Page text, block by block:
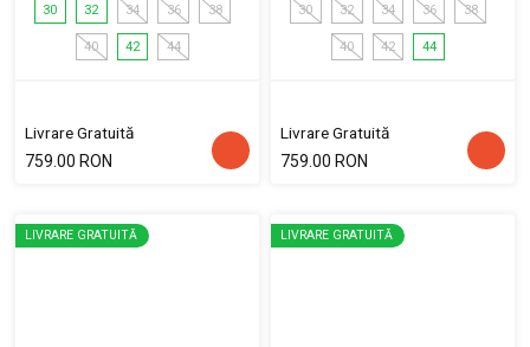
30 32 34 36 38
40 42 44
Livrare Gratuită
759.00 RON
30 32 34 36 38
40 42 44
Livrare Gratuită
759.00 RON
LIVRARE GRATUITĂ LIVRARE GRATUITĂ